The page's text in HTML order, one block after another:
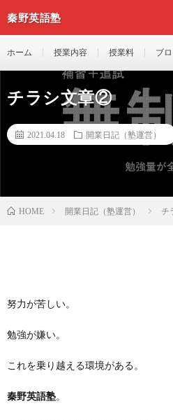
秦野英語塾
ホーム 授業内容 授業料 ブ
チラシ文章②
2021.04.18 開業日記（塾運営）
HOME 開業日記（塾運営） チ
努力が苦しい。
勉強が嫌い。
これを乗り越える環境がある。
秦野英語塾。